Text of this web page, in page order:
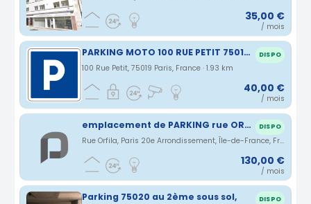
35,00 €
/ mois
PARKING MOTO 100 RUE PETIT 75019 PARIS DISPO
100 Rue Petit, 75019 Paris, France · 1.93 km
40,00 €
/ mois
emplacement de PARKING rue ORFILA 75020 PARIS DISPO
Rue Orfila, Paris 20e Arrondissement, Île-de-France, France · 1.93 km
130,00 €
/ mois
Parking 75020 au 2ème sous sol, DISPO